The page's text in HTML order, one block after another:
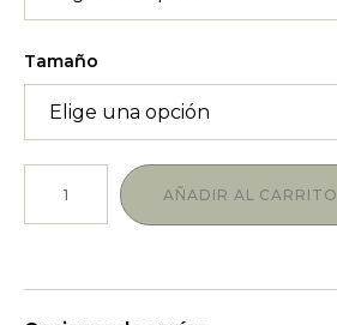
Tamaño
AÑADIR AL CARRITO